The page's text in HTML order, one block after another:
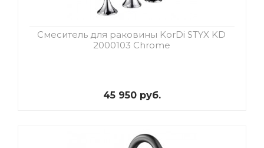
Смеситель для раковины KorDi STYX KD
2000103 Chrome
45 950 руб.